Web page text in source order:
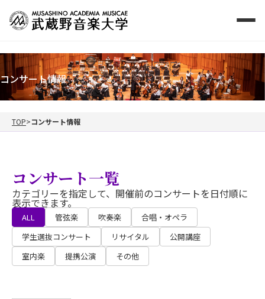
コンサート情報
TOP コンサート情報
コンサート一覧
カテゴリーを指定して、開催前のコンサートを日付順に
表示できます。
ALL 管弦楽 吹奏楽
合唱・オペラ
学生選抜コンサート
リサイタル
公開講座
室内楽
提携公演 その他